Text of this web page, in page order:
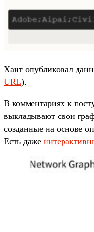
Хант опубликовал
URL).
В комментариях к
выкладывают свои
созданные на основе
Есть даже